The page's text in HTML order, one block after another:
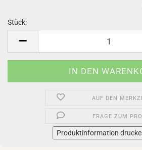
Stück:
AUF DEN
FRAGE ZUM
Produktinformation